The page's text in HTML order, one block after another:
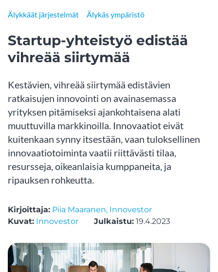
Älykkäät järjestelmät Älykäs ympäristö
Startup-yhteistyö edistää
vihreää siirtymää
Kestävien, vihreää siirtymää edistävien
ratkaisujen innovointi on avainasemassa
yrityksen pitämiseksi ajankohtaisena alati
muuttuvilla markkinoilla. Innovaatiot eivät
kuitenkaan synny itsestään, vaan tuloksellinen
innovaatiotoiminta vaatii riittävästi tilaa,
resursseja, oikeanlaisia kumppaneita, ja
ripauksen rohkeutta.
Kirjoittaja: Piia Maaranen, Innovestor
Kuvat: Innovestor Julkaistu: 19.4.2023